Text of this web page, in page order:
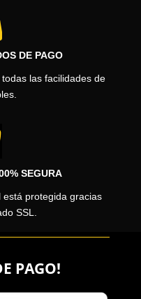
DE PAGO
las facilidades de
SEGURA
está protegida gracias
SSL.
PAGO!